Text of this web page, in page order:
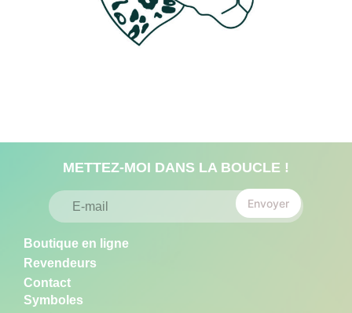
Boutique en ligne
Revendeurs
Contact
Symboles
METTEZ-MOI DANS LA BOUCLE !
m
a
l
E
m
a
i
l
E
m
a
l
*
Envoyer